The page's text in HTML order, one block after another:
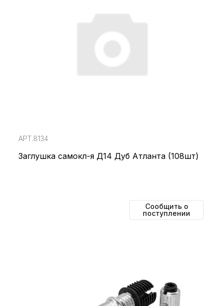
АРТ.8134
Заглушка самокл-я Д14 Дуб Атланта (108шт)
Сообщить о
поступлении